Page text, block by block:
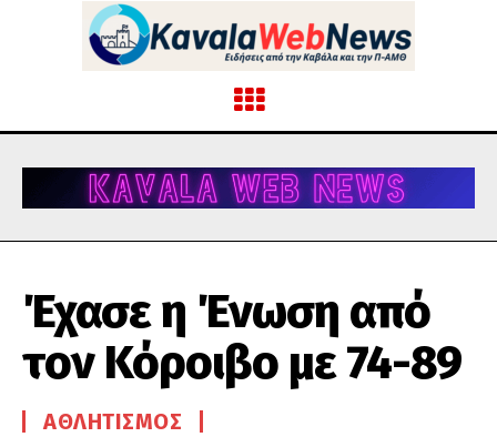
Έχασε η Ένωση από
τον Κόροιβο με 74-89
ΑΘΛΗΤΙΣΜΌΣ